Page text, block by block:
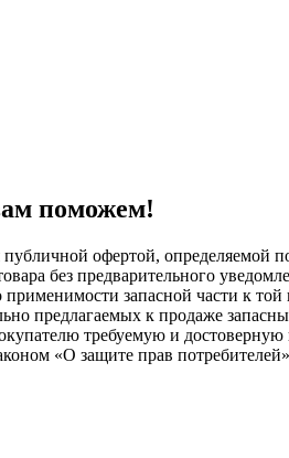
поможем!
офертой,
без предварительного
запасной части к
предлагаемых к продаже
требуемую и
«О защите прав